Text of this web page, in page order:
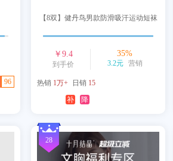
96
【8双】健丹鸟男款防滑吸汗运动短袜
￥9.4
到手价
35%
3.2元 营销
热销 1万+ 日销 15
补
降
28